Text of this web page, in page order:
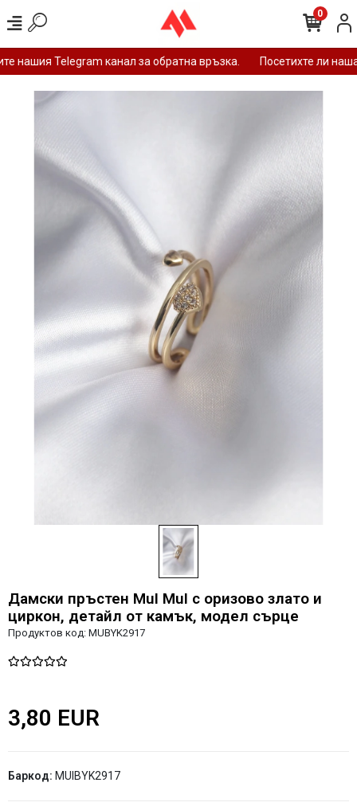
нашия Telegram канал за обратна връзка. Посетихте ли
0
Дамски пръстен MuI MuI с оризово злато и
циркон, детайл от камък, модел сърце
Продуктов код: MUBYK2917
3,80 EUR
Баркод: MUIBYK2917